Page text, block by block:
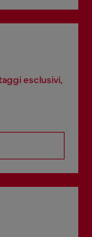
esclusivi,